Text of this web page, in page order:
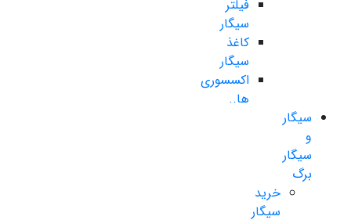
فیلتر
سیگار
کاغذ
سیگار
اکسسوری
ها..
سیگار
و
سیگار
برگ
خرید
سیگار